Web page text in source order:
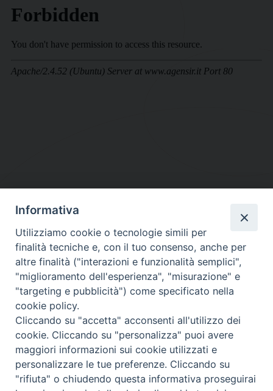
DIOCESI SUBURBICARIA DI ALBANO
Contatti:Tel.: 06.93268401 - Fax.: 06.9323844
E-mail:curia@diocesidialbano.it
Orari: dal Lunedì al Venerdì Ore: 9:00 - 13:00
Lunedì, Mercoledì e Venerdì, Ore 9:30 - 12:30
Diocesi Suburbicaria di Albano
Informativa
Utilizziamo cookie o tecnologie simili per
finalità tecniche e, con il tuo consenso, anche per
altre finalità ("interazioni e funzionalità semplici",
"miglioramento dell'esperienza", "misurazione" e
"targeting e pubblicità") come specificato nella
cookie policy.
Cliccando su "accetta" acconsenti all'utilizzo dei
cookie. Cliccando su "personalizza" puoi avere
maggiori informazioni sui cookie utilizzati e
personalizzare le tue preferenze. Cliccando su
"rifiuta" o chiudendo questa informativa proseguirai